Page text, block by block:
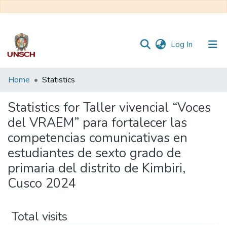
Log In (current)
Communities
Collections
All of DSpace
Home Statistics
Statistics for Taller vivencial “Voces
del VRAEM” para fortalecer las
competencias comunicativas en
estudiantes de sexto grado de
primaria del distrito de Kimbiri,
Cusco 2024
Total visits